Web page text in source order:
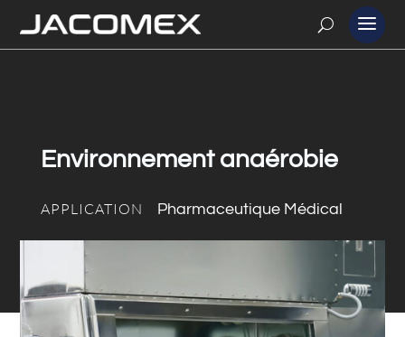
Environnement anaérobie
APPLICATION Pharmaceutique Médical